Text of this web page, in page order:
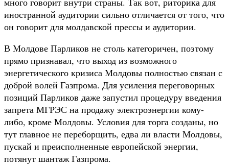
иностранной аудитории сильно отличается от того, что
он говорит для молдавской прессы и аудитории.
В Молдове Парликов не столь категоричен, поэтому
прямо признавал, что выход из возможного
энергетического кризиса Молдовы полностью связан с
доброй волей Газпрома. Для усиления переговорных
позиций Парликов даже запустил процедуру введения
запрета МГРЭС на продажу электроэнергии кому-
либо, кроме Молдовы. Условия для торга созданы, но
тут главное не переборщить, едва ли власти Молдовы,
пускай и преисполненные европейской энергии,
потянут шантаж Газпрома.